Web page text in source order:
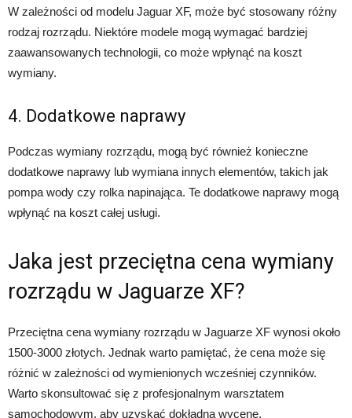
W zależności od modelu Jaguar XF, może być stosowany różny
rodzaj rozrządu. Niektóre modele mogą wymagać bardziej
zaawansowanych technologii, co może wpłynąć na koszt
wymiany.
4. Dodatkowe naprawy
Podczas wymiany rozrządu, mogą być również konieczne
dodatkowe naprawy lub wymiana innych elementów, takich jak
pompa wody czy rolka napinająca. Te dodatkowe naprawy mogą
wpłynąć na koszt całej usługi.
Jaka jest przeciętna cena wymiany
rozrządu w Jaguarze XF?
Przeciętna cena wymiany rozrządu w Jaguarze XF wynosi około
1500-3000 złotych. Jednak warto pamiętać, że cena może się
różnić w zależności od wymienionych wcześniej czynników.
Warto skonsultować się z profesjonalnym warsztatem
samochodowym, aby uzyskać dokładną wycenę.